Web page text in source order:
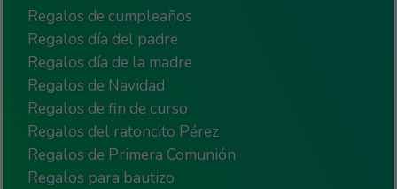
Regalos de cumpleaños
Regalos día del padre
Regalos día de la madre
Regalos de Navidad
Regalos de fin de curso
Regalos del ratoncito Pérez
Regalos de Primera Comunión
Regalos para bautizo